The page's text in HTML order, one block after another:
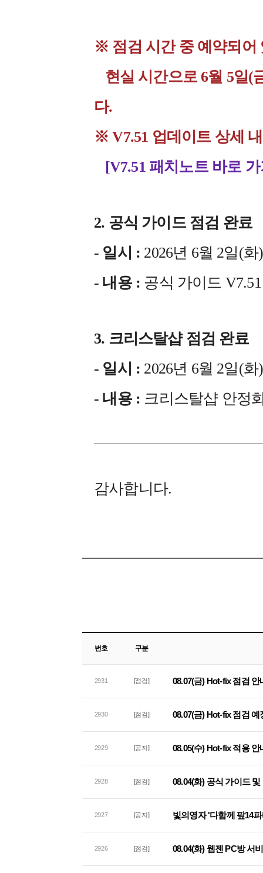
※ 점검 시간 중 예약되어
현실 시간으로 6월 5일(
다.
※ V7.51 업데이트 상세
[V7.51 패치노트 바로
2. 공식 가이드 점검 완료
- 일시 : 2026년 6월 2일(화
- 내용 : 공식 가이드
3. 크리스탈샵 점검 완료
- 일시 : 2026년 6월 2일(화
- 내용 : 크리스탈샵 안정
감사합니다.
번호 구분
2931 [점검] 08.07(금) Hot-fix 점검 안
2930 [점검] 08.07(금) Hot-fix 점검 예
2929 [공지] 08.05(수) Hot-fix 적용 안
2928 [점검] 08.04(화) 공식 가이드
2927 [공지] 빛의영자 '다함께 팦14
2926 [점검] 08.04(화) 웹젠 PC방 서